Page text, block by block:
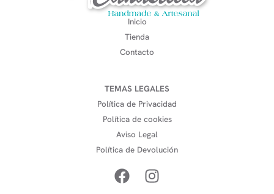
Inicio
Tienda
Contacto
TEMAS LEGALES
Política de Privacidad
Política de cookies
Aviso Legal
Política de Devolución